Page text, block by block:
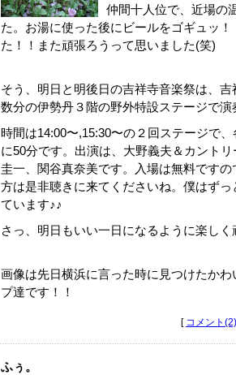
仲間十人位で、近場の
た。お湯に使った後にビールをゴギュッ！
た！！また頑張ろうって思いました(笑)
そう、明日と明後日の吉祥寺音楽祭は、
数分の伊勢丹３階の野外特設ステージで演
時間は14:00〜,15:30〜の２回ステージで
に50分です。出演は、大野義夫＆カント
圭一、関谷真奈美です。入場は無料です
方は是非聴きに来てくださいね。僕はず
ています♪♪
さっ、明日もいい一日になるように楽し
画像は先日横浜に言った時に見つけたか
プ達です！！
[ コメント(2)
ふぅ。